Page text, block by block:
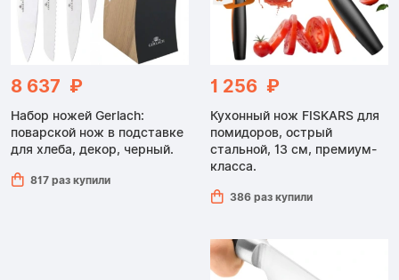
8 637 ₽
Набор ножей Gerlach:
поварской нож в подставке
для хлеба, декор, черный.
817 раз купили
1 256 ₽
Кухонный нож FISKARS для
помидоров, острый
стальной, 13 см, премиум-
класса.
386 раз купили